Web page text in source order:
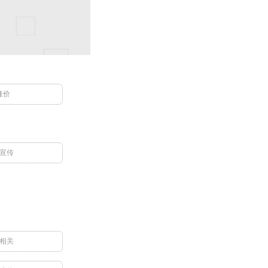
价
传
关